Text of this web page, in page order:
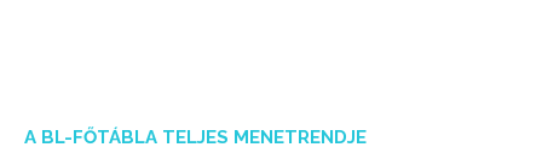
A BL-FŐTÁBLA TELJES MENETRENDJE